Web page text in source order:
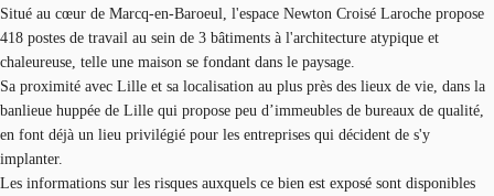
Situé au cœur de Marcq-en-Baroeul, l'espace Newton Croisé Laroche propose
418 postes de travail au sein de 3 bâtiments à l'architecture atypique et
chaleureuse, telle une maison se fondant dans le paysage.
Sa proximité avec Lille et sa localisation au plus près des lieux de vie, dans la
banlieue huppée de Lille qui propose peu d’immeubles de bureaux de qualité,
en font déjà un lieu privilégié pour les entreprises qui décident de s'y
implanter.
Les informations sur les risques auxquels ce bien est exposé sont disponibles